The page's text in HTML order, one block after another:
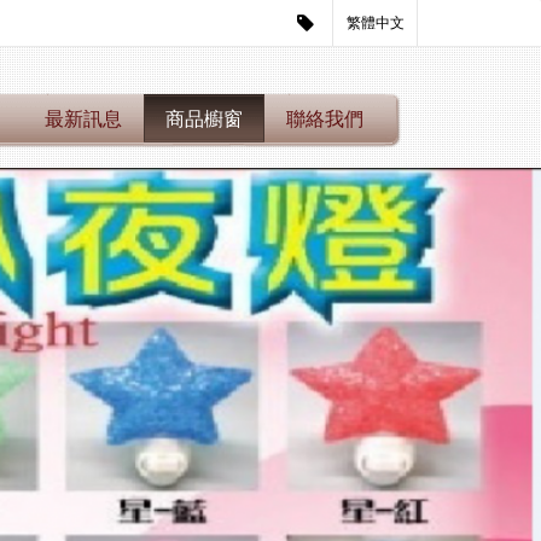
繁體中文
最新訊息 商品櫥窗 聯絡我們